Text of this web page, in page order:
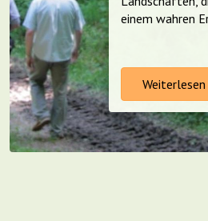
einem wahren
Weiterlesen